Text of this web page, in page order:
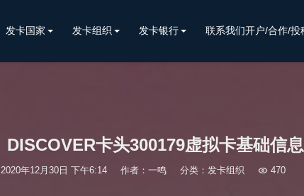
发卡国家 发卡组织 发卡银行 联系我们开户/合作/投
DISCOVER卡头300179虚拟卡基础信息
2020年12月30日 下午6:14 作者：一鸣 分类： 发卡组织  470